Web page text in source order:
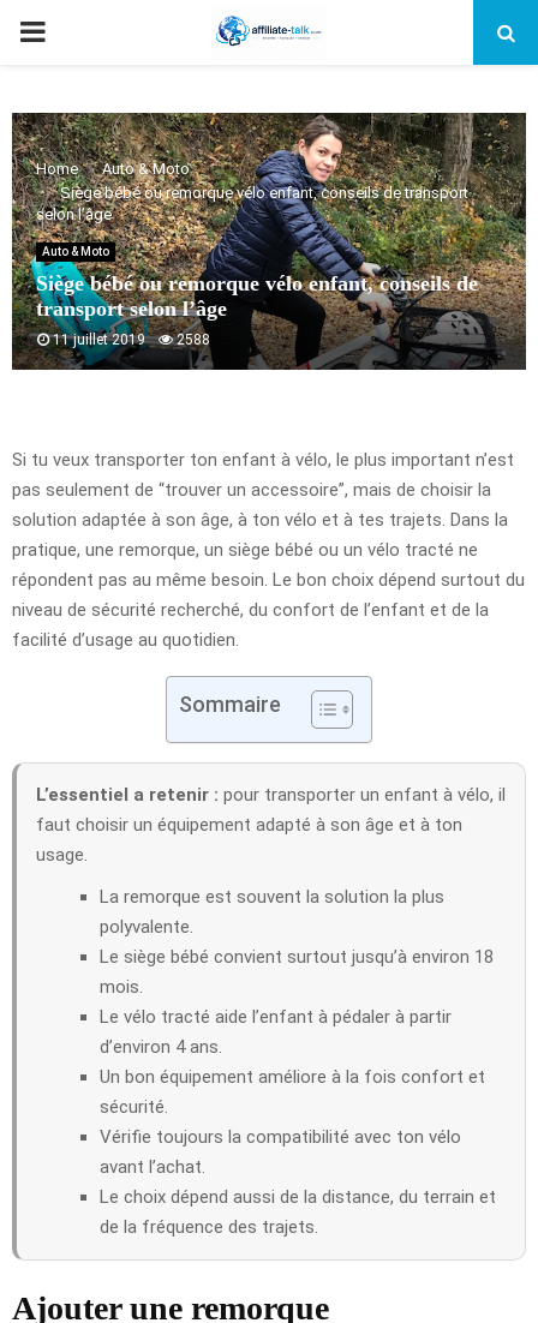
PRIMARY
Home
Auto & Moto
Siège bébé ou remorque vélo enfant, conseils de transport
selon l’âge
Auto & Moto
Siège bébé ou remorque vélo enfant, conseils de
transport selon l’âge
11 juillet 2019 2588
Si tu veux transporter ton enfant à vélo, le plus important n’est
pas seulement de “trouver un accessoire”, mais de choisir la
solution adaptée à son âge, à ton vélo et à tes trajets. Dans la
pratique, une remorque, un siège bébé ou un vélo tracté ne
répondent pas au même besoin. Le bon choix dépend surtout du
niveau de sécurité recherché, du confort de l’enfant et de la
facilité d’usage au quotidien.
Sommaire
L’essentiel a retenir : pour transporter un enfant à vélo, il
faut choisir un équipement adapté à son âge et à ton
usage.
La remorque est souvent la solution la plus
polyvalente.
Le siège bébé convient surtout jusqu’à environ 18
mois.
Le vélo tracté aide l’enfant à pédaler à partir
d’environ 4 ans.
Un bon équipement améliore à la fois confort et
sécurité.
Vérifie toujours la compatibilité avec ton vélo
avant l’achat.
Le choix dépend aussi de la distance, du terrain et
de la fréquence des trajets.
Ajouter une remorque